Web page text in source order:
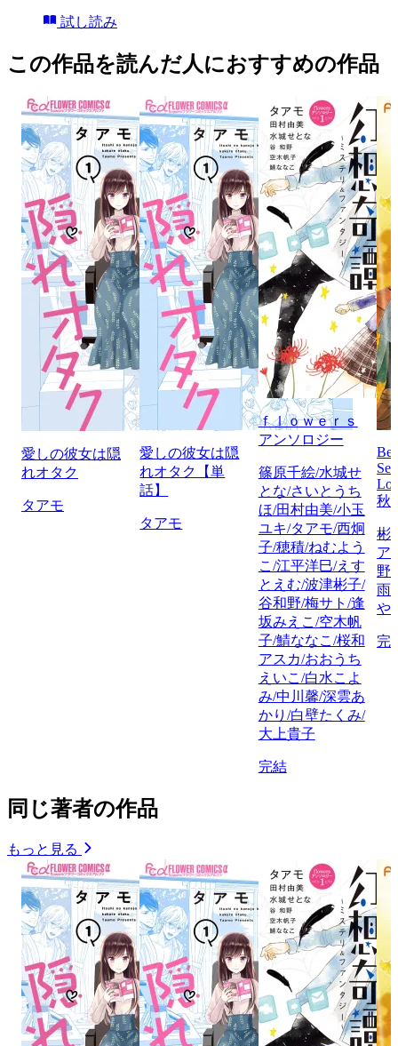
試し読み
この作品を読んだ人におすすめの作品
愛しの彼女は隠
れオタク
タアモ
愛しの彼女は隠
れオタク【単
話】
タアモ
ｆｌｏｗｅｒｓ
アンソロジー
篠原千絵/水城せ
とな/さいとうち
ほ/田村由美/小玉
ユキ/タアモ/西炯
子/穂積/ねむよう
こ/江平洋巳/えす
とえむ/波津彬子/
谷和野/梅サト/逢
坂みえこ/空木帆
子/鯖ななこ/桜和
アスカ/おおうち
えいこ/白水こよ
み/中川馨/深雲あ
かり/白壁たくみ/
大上貴子
完結
秋
彬
ア
野
雨/
や
完
同じ著者の作品
もっと見る